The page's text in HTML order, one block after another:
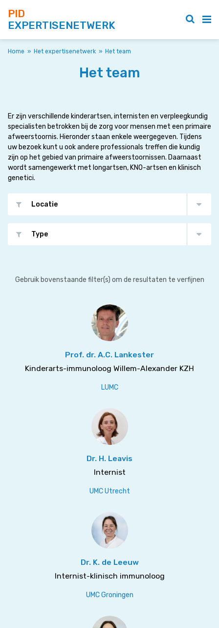
PID
EXPERTISENETWERK
Home » Het expertisenetwerk » Het team
Het team
Er zijn verschillende kinderartsen, internisten en verpleegkundig
specialisten betrokken bij de zorg voor mensen met een primaire
afweerstoornis. Hieronder staan enkele weergegeven. Tijdens
uw bezoek kunt u ook andere professionals treffen die kundig
zijn op het gebied van primaire afweerstoornissen. Daarnaast
wordt samengewerkt met longartsen, KNO-artsen en klinisch
genetici.
Locatie
Type
Gebruik bovenstaande filter(s) om de resultaten te verfijnen
Prof. dr. A.C. Lankester
Kinderarts-immunoloog Willem-Alexander KZH
LUMC
Dr. H. Leavis
Internist
UMC Utrecht
Dr. K. de Leeuw
Internist-klinisch immunoloog
UMC Groningen